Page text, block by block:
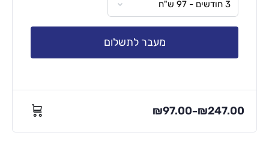
מעבר לתשלום
₪97.00–₪247.00